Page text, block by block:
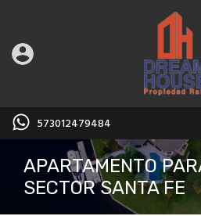
573012479484
APARTAMENTO
SECTOR SANTA FE